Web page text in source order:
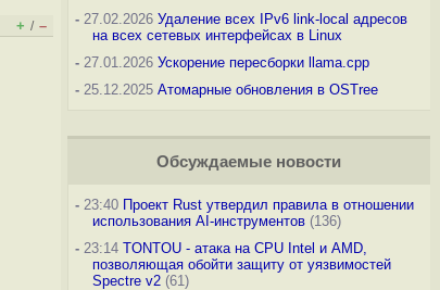
+ / –
-27.02.2026 Удаление всех IPv6 link-local адресов
на всех сетевых интерфейсах в Linux
-27.01.2026 Ускорение пересборки llama.cpp
-25.12.2025 Атомарные обновления в OSTree
Обсуждаемые новости
-23:40 Проект Rust утвердил правила в отношении
использования AI-инструментов(136)
-23:14 TONTOU - атака на CPU Intel и AMD,
позволяющая обойти защиту от уязвимостей
Spectre v2(61)